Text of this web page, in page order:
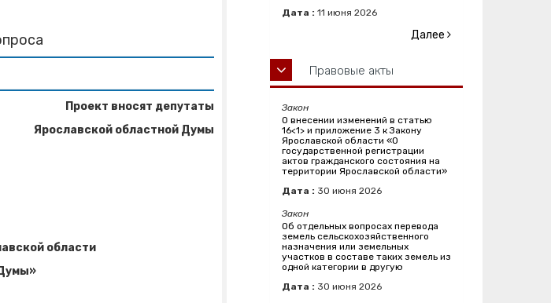
Проект вносят депутаты
Ярославской областной Думы
области
Дата : 11 июня 2026
Далее
Правовые акты
Закон
О внесении изменений в статью
16<1> и приложение 3 к Закону
Ярославской области «О
государственной регистрации
актов гражданского состояния на
территории Ярославской области»
Дата : 30 июня 2026
Закон
Об отдельных вопросах перевода
земель сельскохозяйственного
назначения или земельных
участков в составе таких земель из
одной категории в другую
Дата : 30 июня 2026